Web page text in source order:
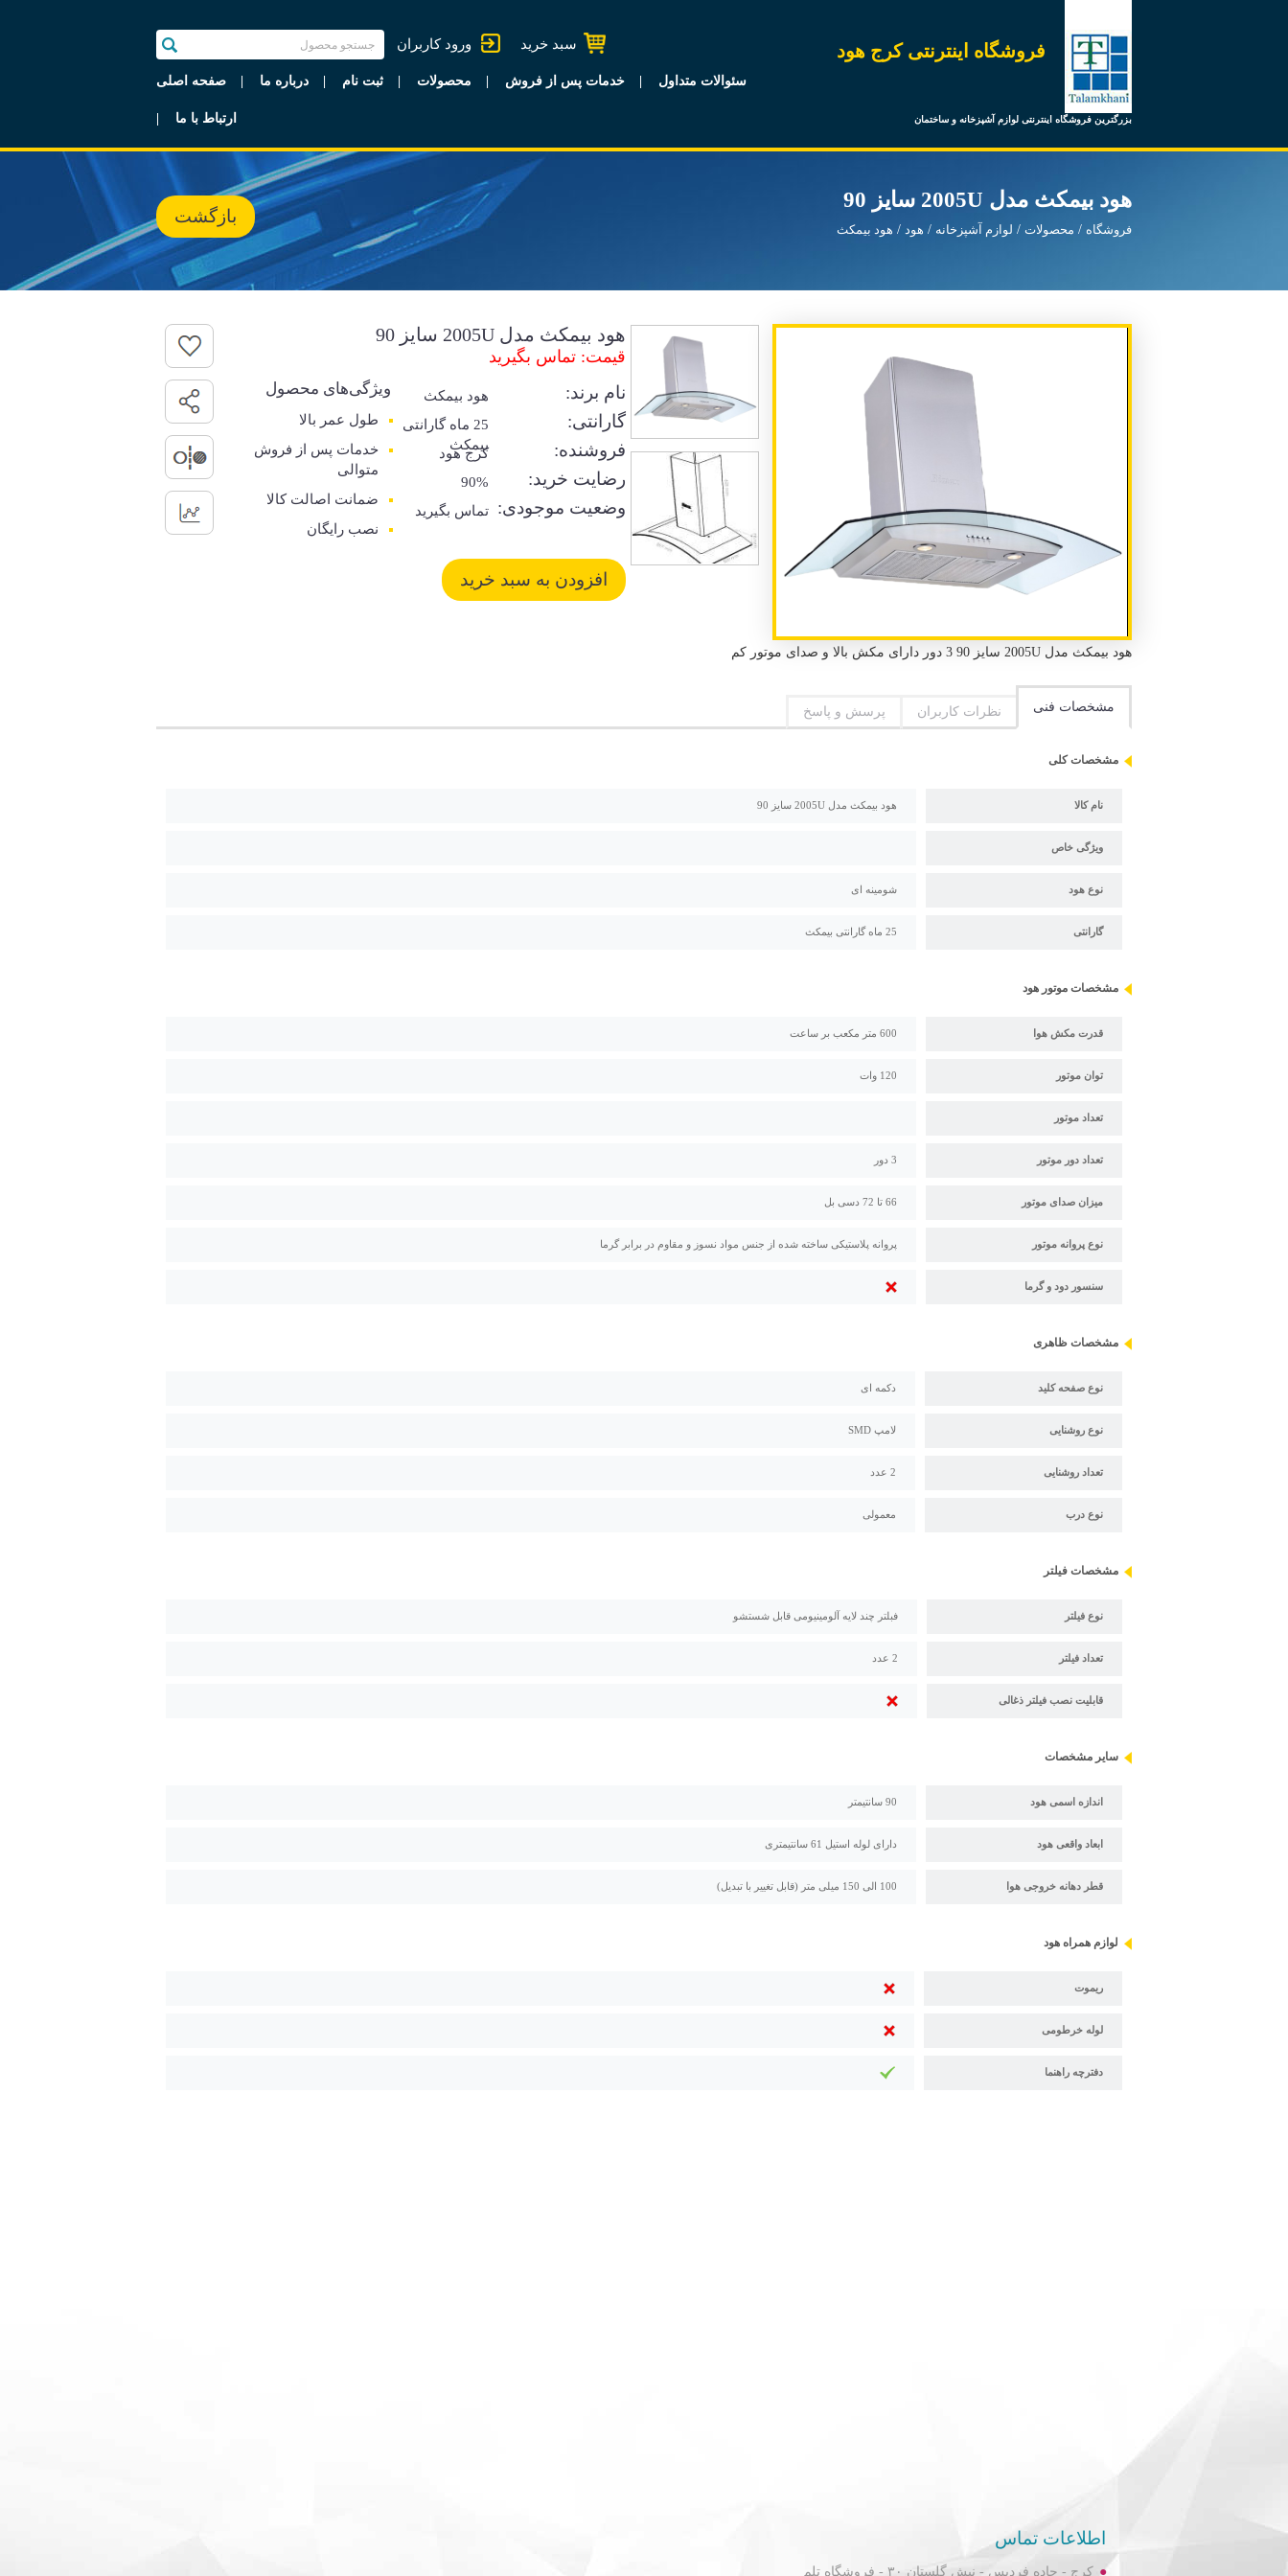
فروشگاه اینترنتی کرج هود
بزرگترین فروشگاه اینترنتی لوازم آشپزخانه و ساختمان
ورود کاربران سبد خرید
صفحه اصلی درباره ما ثبت نام محصولات خدمات پس از فروش سئوالات متداول
ارتباط با ما
هود بیمکث مدل 2005U سایز 90
فروشگاه محصولات لوازم آشپزخانه هود هود بیمکث
بازگشت
هود بیمکث مدل 2005U سایز 90
قیمت: تماس بگیرید
نام برند: هود بیمکث
گارانتی:
25 ماه گارانتی
بیمکث
فروشنده: کرج هود
رضایت خرید: 90%
وضعیت موجودی: تماس بگیرید
ویژگی‌های محصول
طول عمر بالا
خدمات پس از فروش
متوالی
ضمانت اصالت کالا
نصب رایگان
هود بیمکث مدل 2005U سایز 90 3 دور دارای مکش بالا و صدای موتور کم
مشخصات فنی نظرات کاربران پرسش و پاسخ
مشخصات کلی
نام کالا هود بیمکث مدل 2005U سایز 90
ویژگی خاص
نوع هود شومینه ای
گارانتی 25 ماه گارانتی بیمکث
مشخصات موتور هود
قدرت مکش هوا 600 متر مکعب بر ساعت
توان موتور 120 وات
تعداد موتور
تعداد دور موتور 3 دور
میزان صدای موتور 66 تا 72 دسی بل
نوع پروانه موتور پروانه پلاستیکی ساخته شده از جنس مواد نسوز و مقاوم در برابر گرما
سنسور دود و گرما
مشخصات ظاهری
نوع صفحه کلید دکمه ای
نوع روشنایی لامپ SMD
تعداد روشنایی 2 عدد
نوع درب معمولی
مشخصات فیلتر
نوع فیلتر فبلتر چند لایه آلومینیومی قابل شستشو
تعداد فیلتر 2 عدد
قابلیت نصب فیلتر ذغالی
سایر مشخصات
اندازه اسمی هود 90 سانتیمتر
ابعاد واقعی هود دارای لوله استیل 61 سانتیمتری
قطر دهانه خروجی هوا 100 الی 150 میلی متر (قابل تغییر با تبدیل)
لوازم همراه هود
ریموت
لوله خرطومی
دفترچه راهنما
اطلاعات تماس
کرج - جاده فردیس - نبش گلستان ۳۰ - فروشگاه تلم